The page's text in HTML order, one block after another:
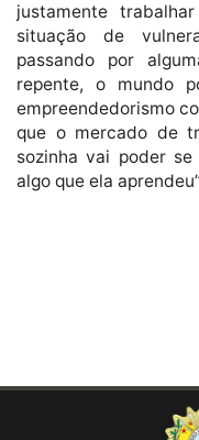
justamente
situação de
passando por
repente, o mundo
empreendedorismo
que o mercado de
sozinha vai poder
algo que ela